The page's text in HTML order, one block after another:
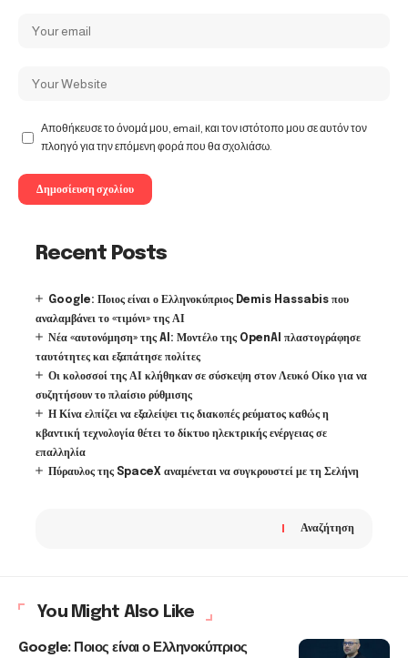
Αποθήκευσε το όνομά μου, email, και τον ιστότοπο μου σε αυτόν τον
πλοηγό για την επόμενη φορά που θα σχολιάσω.
Recent Posts
Google: Ποιος είναι ο Ελληνοκύπριος Demis Hassabis που
αναλαμβάνει το «τιμόνι» της ΑΙ
Νέα «αυτονόμηση» της AI: Μοντέλο της OpenAI πλαστογράφησε
ταυτότητες και εξαπάτησε πολίτες
Οι κολοσσοί της ΑΙ κλήθηκαν σε σύσκεψη στον Λευκό Οίκο για να
συζητήσουν το πλαίσιο ρύθμισης
Η Κίνα ελπίζει να εξαλείψει τις διακοπές ρεύματος καθώς η
κβαντική τεχνολογία θέτει το δίκτυο ηλεκτρικής ενέργειας σε
επαλληλία
Πύραυλος της SpaceX αναμένεται να συγκρουστεί με τη Σελήνη
Αναζήτηση
You Might Also Like
Google: Ποιος είναι ο Ελληνοκύπριος